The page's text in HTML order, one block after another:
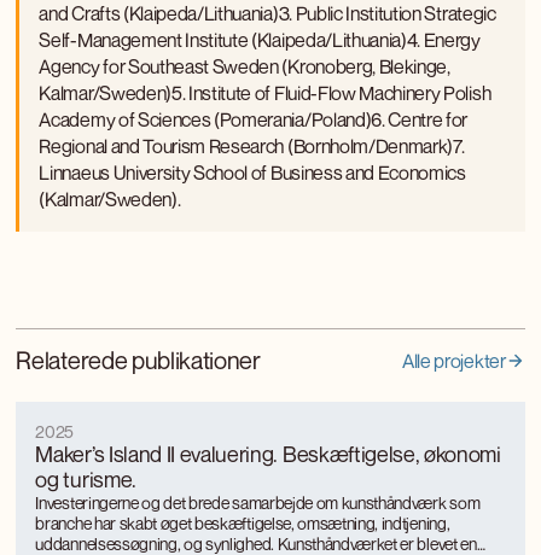
and Crafts (Klaipeda/Lithuania)3. Public Institution Strategic
Self-Management Institute (Klaipeda/Lithuania)4. Energy
Agency for Southeast Sweden (Kronoberg, Blekinge,
Kalmar/Sweden)5. Institute of Fluid-Flow Machinery Polish
Academy of Sciences (Pomerania/Poland)6. Centre for
Regional and Tourism Research (Bornholm/Denmark)7.
Linnaeus University School of Business and Economics
(Kalmar/Sweden).
Relaterede publikationer Alle projekter
Maker’s Island II evaluering. Beskæftigelse, økonomi
og turisme.
2025
Investeringerne og det brede samarbejde om kunsthåndværk som
branche har skabt øget beskæftigelse, omsætning, indtjening,
uddannelsessøgning, og synlighed. Kunsthåndværket er blevet en